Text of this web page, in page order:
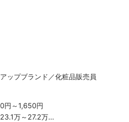
ップブランド／化粧品販売員
円～1,650円
23.1万～27.2万